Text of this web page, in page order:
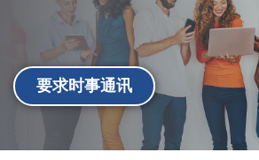
要求时事通讯